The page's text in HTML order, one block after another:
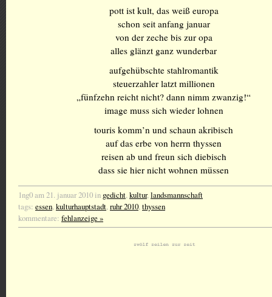
pott ist kult, das weiß europa
schon seit anfang januar
von der zeche bis zur opa
alles glänzt ganz wunderbar
aufgehübschte stahlromantik
steuerzahler latzt millionen
„fünfzehn reicht nicht? dann nimm zwanzig!“
image muss sich wieder lohnen
touris komm’n und schaun akribisch
auf das erbe von herrn thyssen
reisen ab und freun sich diebisch
dass sie hier nicht wohnen müssen
1ng0 am 21. januar 2010 in gedicht,kultur,landsmannschaft
tags: essen,kulturhauptstadt,ruhr 2010,thyssen
kommentare: fehlanzeige »